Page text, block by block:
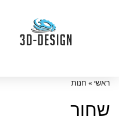
ראשי » חנות
שחור